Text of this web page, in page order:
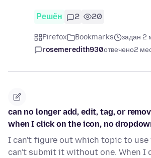
Решён 2 20
Firefox Bookmarks
задан 2
rosemeredith930отвечено2
can no longer add, edit, tag, or
when I click on the icon, no
I can't figure out which topic to
can't submit it without one. When I